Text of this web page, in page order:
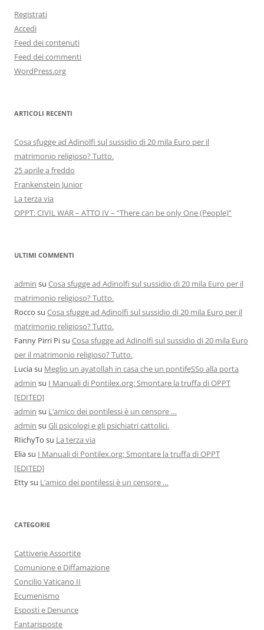
Registrati
Accedi
Feed dei contenuti
Feed dei commenti
WordPress.org
ARTICOLI RECENTI
Cosa sfugge ad Adinolfi sul sussidio di 20 mila Euro per il
matrimonio religioso? Tutto.
25 aprile a freddo
Frankenstein Junior
La terza via
OPPT: CIVIL WAR – ATTO IV – “There can be only One (People)”
ULTIMI COMMENTI
admin su Cosa sfugge ad Adinolfi sul sussidio di 20 mila Euro per il
matrimonio religioso? Tutto.
Rocco su Cosa sfugge ad Adinolfi sul sussidio di 20 mila Euro per il
matrimonio religioso? Tutto.
Fanny Pirri Pisu Cosa sfugge ad Adinolfi sul sussidio di 20 mila Euro
per il matrimonio religioso? Tutto.
Luciasu Meglio un ayatollah in casa che un pontifeSSo alla porta
admin su I Manuali di Pontilex.org: Smontare la truffa di OPPT
[EDITED]
admin su L’amico dei pontilessi è un censore …
admin su Gli psicologi e gli psichiatri cattolici.
RIichyTo su La terza via
Eliasu I Manuali di Pontilex.org: Smontare la truffa di OPPT
[EDITED]
Ettysu L’amico dei pontilessi è un censore …
CATEGORIE
Cattiverie Assortite
Comunione e Diffamazione
Concilio Vaticano II
Ecumenismo
Esposti e Denunce
Fantarisposte